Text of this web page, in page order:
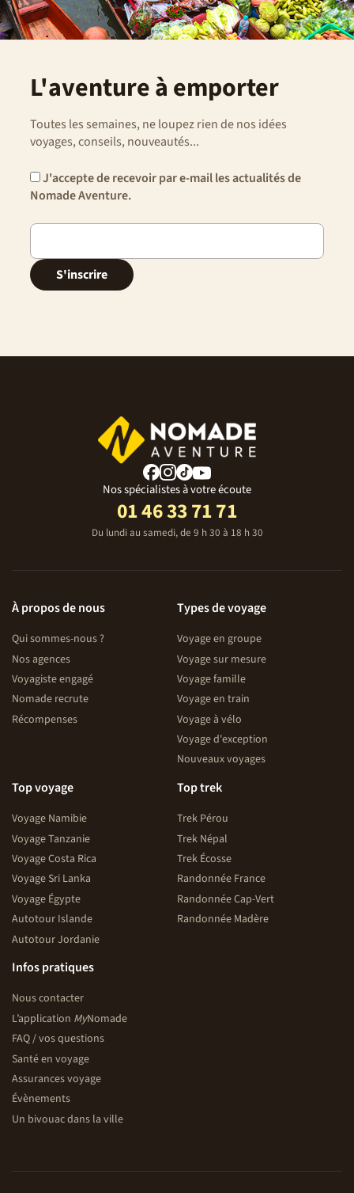
L'aventure à emporter
Toutes les semaines, ne loupez rien de nos idées
voyages, conseils, nouveautés...
J'accepte de recevoir par e-mail les actualités de
Nomade Aventure.
S'inscrire
Nos spécialistes à votre écoute
01 46 33 71 71
Du lundi au samedi, de 9 h 30 à 18 h 30
À propos de nous
Qui sommes-nous ?
Nos agences
Voyagiste engagé
Nomade recrute
Récompenses
Types de voyage
Voyage en groupe
Voyage sur mesure
Voyage famille
Voyage en train
Voyage à vélo
Voyage d'exception
Nouveaux voyages
Top voyage
Voyage Namibie
Voyage Tanzanie
Voyage Costa Rica
Voyage Sri Lanka
Voyage Égypte
Autotour Islande
Autotour Jordanie
Top trek
Trek Pérou
Trek Népal
Trek Écosse
Randonnée France
Randonnée Cap-Vert
Randonnée Madère
Infos pratiques
Nous contacter
L’application MyNomade
FAQ / vos questions
Santé en voyage
Assurances voyage
Évènements
Un bivouac dans la ville